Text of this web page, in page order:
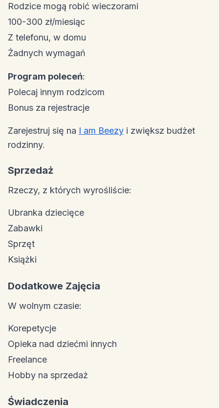
Rodzice mogą robić wieczorami
100-300 zł/miesiąc
Z telefonu, w domu
Żadnych wymagań
Program poleceń:
Polecaj innym rodzicom
Bonus za rejestracje
Zarejestruj się na I am Beezy i zwiększ budżet
rodzinny.
Sprzedaż
Rzeczy, z których wyrośliście:
Ubranka dziecięce
Zabawki
Sprzęt
Książki
Dodatkowe Zajęcia
W wolnym czasie:
Korepetycje
Opieka nad dziećmi innych
Freelance
Hobby na sprzedaż
Świadczenia